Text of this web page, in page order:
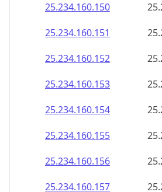
25.234.160.150
25.234.160.151
25.234.160.152
25.234.160.153
25.234.160.154
25.234.160.155
25.234.160.156
25.234.160.157